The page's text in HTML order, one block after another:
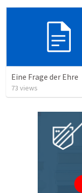
Eine Frage der Ehre
73 views